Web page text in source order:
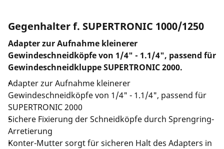
Gegenhalter f. SUPERTRONIC 1000/1250
Adapter zur Aufnahme kleinerer
Gewindeschneidköpfe von 1/4" - 1.1/4", passend für
Gewindeschneidkluppe SUPERTRONIC 2000.
Adapter zur Aufnahme kleinerer
Gewindeschneidköpfe von 1/4" - 1.1/4", passend für
SUPERTRONIC 2000
Sichere Fixierung der Schneidköpfe durch Sprengring-
Arretierung
Konter-Mutter sorgt für sicheren Halt des Adapters in